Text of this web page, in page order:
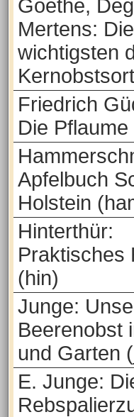
Goethe,
Mertens: Die
wichtigsten
Friedrich
Die Pflaume
Apfelbuch
Holstein
Hinterthür:
Praktisches
(hin)
Junge:
Beerenobst
und Garten
E. Junge: